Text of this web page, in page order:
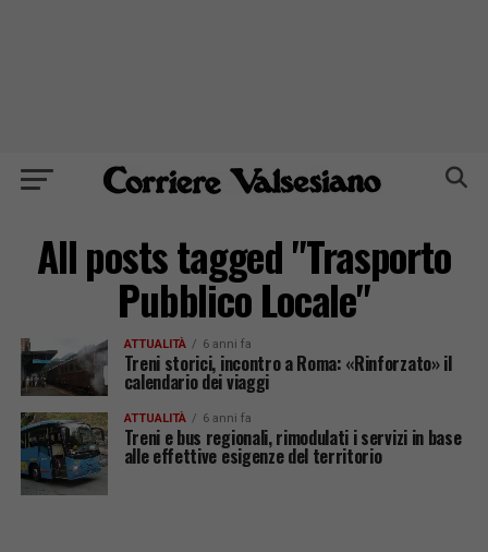
All posts tagged "Trasporto
Pubblico Locale"
ATTUALITÀ 6 anni fa
Treni storici, incontro a Roma: «Rinforzato» il
calendario dei viaggi
ATTUALITÀ 6 anni fa
Treni e bus regionali, rimodulati i servizi in base
alle effettive esigenze del territorio